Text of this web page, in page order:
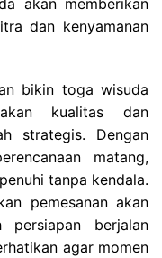
akan memberikan
dan kenyamanan
bikin toga wisuda
kualitas dan
strategis. Dengan
matang,
tanpa kendala.
pemesanan akan
persiapan berjalan
agar momen